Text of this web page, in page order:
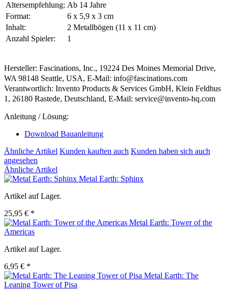
Altersempfehlung: Ab 14 Jahre
Format:
6 x 5,9 x 3 cm
Inhalt:
2 Metallbögen (11 x 11 cm)
Anzahl Spieler:
1
Hersteller: Fascinations, Inc., 19224 Des Moines Memorial Drive,
WA 98148 Seattle, USA, E-Mail: info@fascinations.com
Verantwortlich: Invento Products & Services GmbH, Klein Feldhus
1, 26180 Rastede, Deutschland, E-Mail: service@invento-hq.com
Anleitung / Lösung:
Download Bauanleitung
Ähnliche Artikel Kunden kauften auch Kunden haben sich auch
angesehen
Ähnliche Artikel
Metal Earth: Sphinx
Artikel auf Lager.
25,95 € *
Metal Earth: Tower of the
Americas
Artikel auf Lager.
6,95 € *
Metal Earth: The
Leaning Tower of Pisa